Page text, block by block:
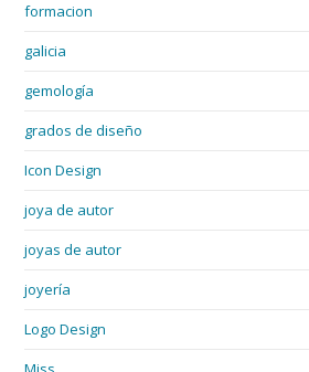
formacion
galicia
gemología
grados de diseño
Icon Design
joya de autor
joyas de autor
joyería
Logo Design